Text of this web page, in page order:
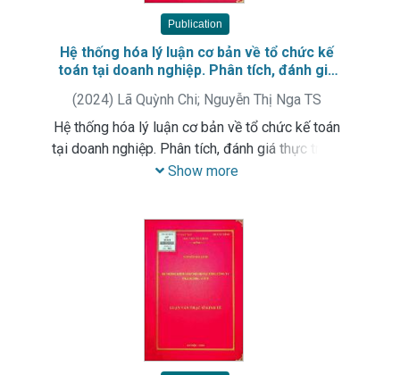
Publication
Hệ thống hóa lý luận cơ bản về tổ chức kế
toán tại doanh nghiệp. Phân tích, đánh giá
thực trạng và đề xuất các giải pháp hoàn
thiện tổ chức công tác kế toán tại Công ty
trách nhiệm hữu hạn thiết bị điện tổng hợp
Hà Dương trong thời gian tới
(2024) Lã Quỳnh Chi; Nguyễn Thị Nga TS
Hệ thống hóa lý luận cơ bản về tổ chức kế toán
tại doanh nghiệp. Phân tích, đánh giá thực trạng
và đề xuất các giải pháp hoàn thiện tổ chức
gian tới
Show more